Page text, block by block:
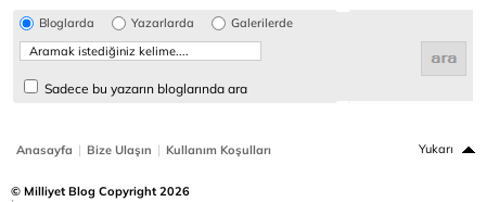
Bloglarda Yazarlarda Galerilerde
Sadece bu yazarın bloglarında ara
Anasayfa | Bize Ulaşın | Kullanım Koşulları Yukarı
© Milliyet Blog Copyright 2026